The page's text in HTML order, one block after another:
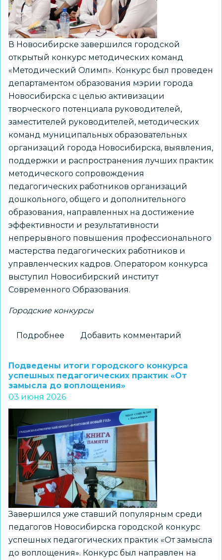
живу»
В Новосибирске завершился городской
открытый конкурс методических команд
«Методический Олимп». Конкурс был проведен
департаментом образования мэрии города
Новосибирска с целью активизации
творческого потенциала руководителей,
заместителей руководителей, методических
команд муниципальных образовательных
организаций города Новосибирска, выявления,
поддержки и распространения лучших практик
методического сопровождения
педагогических работников организаций
дошкольного, общего и дополнительного
образования, направленных на достижение
эффективности и результативности
непрерывного повышения профессионального
мастерства педагогических работников и
управленческих кадров. Оператором конкурса
выступил Новосибирский институт
Современного Образования.
Городские конкурсы
Подробнее
городского
открытого
конкурса
методических
команд
«Методический
Олимп»
в
2026
году
Добавить комментарий
Подведены итоги городского конкурса
успешных педагогических практик «От
замысла до воплощения»
03 июня 2026
Завершился уже ставший популярным среди
педагогов Новосибирска городской конкурс
успешных педагогических практик «От замысла
до воплощения». Конкурс был направлен на